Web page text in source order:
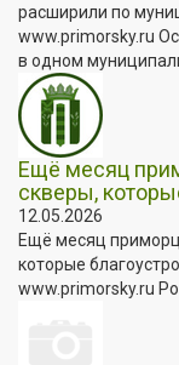
расширили по
www.primorsky.ru
в одном
Ещё месяц
скверы,
12.05.2026
Ещё месяц
которые
www.primorsky.ru